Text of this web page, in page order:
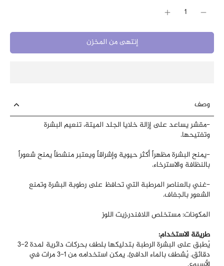
إنتهى من المخزن
وصف
-مقشر يساعد على إزالة خلايا الجلد الميتة، تنعيم البشرة
وتفتيحها.
-يمنح البشرة مظهراً أكثر حيوية وإشراقاً ويعتبر منشطاً يمنح شعوراً
بالنظافة والاسترخاء.
-غني بالعناصر المرطبة التي تحافظ على رطوبة البشرة وتمنع
الشعور بالجفاف.
المكونات: مستخلص اللافندر،زيت اللوز
طريقة الاستخدام:
يُطبق على البشرة الرطبة بتدليكها بلطف بحركات دائرية لمدة 2-3
دقائق. يُشطف بالماء الدافئ. يمكن استخدامه من 1-3 مرات في